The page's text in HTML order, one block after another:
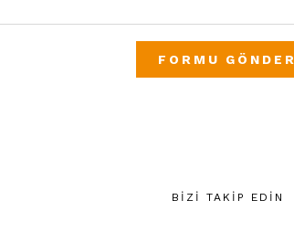
FORMU GÖNDER
BİZİ TAKİP EDİN